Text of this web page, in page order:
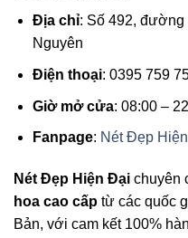
Địa chỉ: Số 492, đường
Nguyên
Điện thoại: 0395 759
Giờ mở cửa: 08:00 –
Fanpage: Nét Đẹp
Nét Đẹp Hiện Đại chuyên
hoa cao cấp từ các quốc
Bản, với cam kết 100%